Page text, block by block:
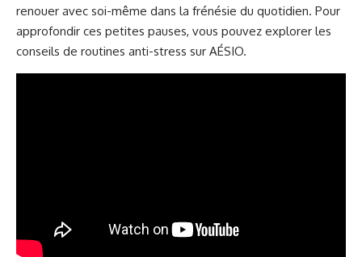
renouer avec soi-même dans la frénésie du quotidien. Pour
approfondir ces petites pauses, vous pouvez explorer les
conseils de routines anti-stress sur AÉSIO.